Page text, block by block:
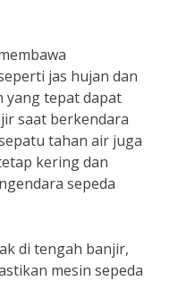
jas hujan dan
yang tepat dapat
saat berkendara
tahan air juga
kering dan
sepeda
di tengah banjir,
mesin sepeda